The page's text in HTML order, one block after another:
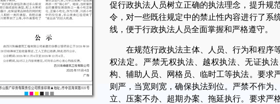
促行政执法人员树立正确的执法理念，提升规
令，对一些既往规定中的禁止性内容进行了系
线，便于行政执法人员全面掌握和严格遵守。
在规范行政执法主体、人员、行为和程序
权法定。严禁无权执法、越权执法、无证执
构、辅助人员、网格员、临时工等执法。要求
则严，当宽则宽，确保执法到位。严禁不作为
立、压案不办、超期办案、拖延执行。要求严